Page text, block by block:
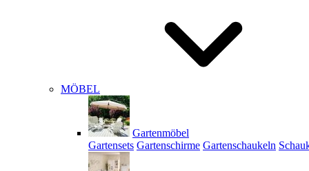
MÖBEL
Gartenmöbel
Gartensets Gartenschirme Gartenschaukeln